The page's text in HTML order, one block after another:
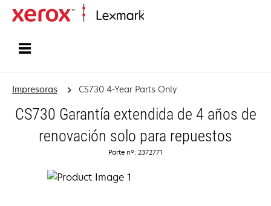
Impresoras CS730 4-Year Parts Only
CS730 Garantía extendida de 4 años de
renovación solo para repuestos
Parte nº: 2372771